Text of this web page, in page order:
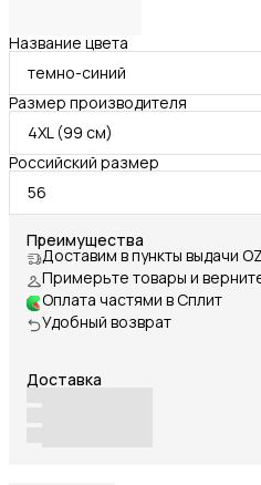
Название цвета
темно-синий
Размер производителя
4XL (99 см)
Российский размер
56
Преимущества
Доставим в пункты выдачи
Примерьте товары и
Оплата частями в Сплит
Удобный возврат
Доставка